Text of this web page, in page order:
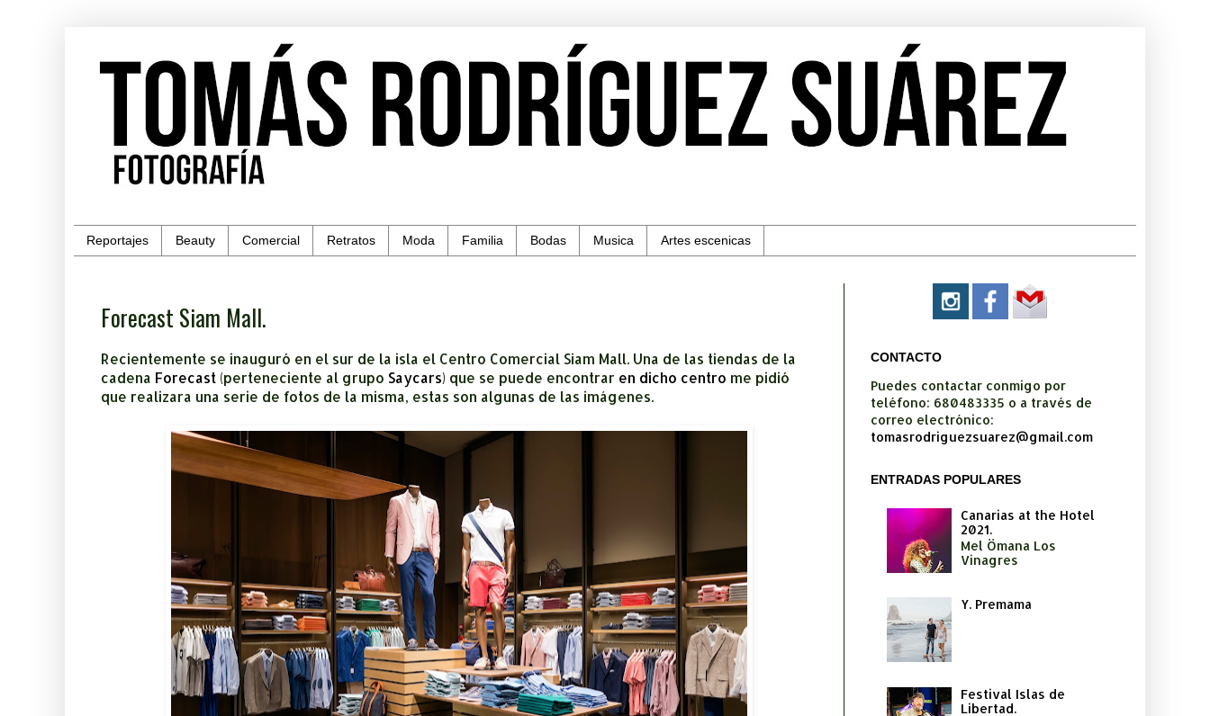
Reportajes Beauty Comercial Retratos Moda Familia Bodas Musica Artes escenicas
Forecast Siam Mall.
Recientemente se inauguró en el sur de la isla el Centro Comercial Siam Mall. Una de las tiendas de la
cadena Forecast (perteneciente al grupo Saycars) que se puede encontrar en dicho centro me pidió
que realizara una serie de fotos de la misma, estas son algunas de las imágenes.
CONTACTO
Puedes contactar conmigo por
teléfono: 680483335 o a través de
correo electrónico:
tomasrodriguezsuarez@gmail.com
ENTRADAS POPULARES
Canarias at the Hotel
2021.
Mel Ömana Los
Vinagres
Y. Premama
Festival Islas de
Libertad.